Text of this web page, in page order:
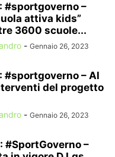
#sportgoverno –
attiva kids”
3600 scuole...
- Gennaio 26, 2023
#sportgoverno – Al
del progetto
- Gennaio 26, 2023
–